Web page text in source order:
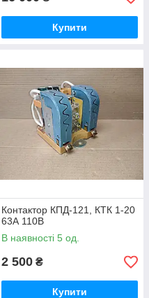
Купити
Контактор КПД-121, КТК 1-20
63А 110В
В наявності 5 од.
2 500 ₴
Купити